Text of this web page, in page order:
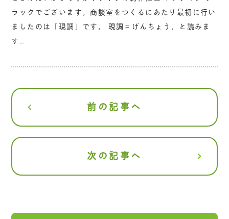
ラックでございます。商談室をつくるにあたり最初に行い
ましたのは「現調」です。 現調＝げんちょう、と読みま
す…
前の記事へ
次の記事へ